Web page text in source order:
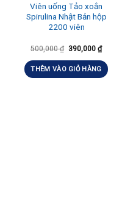
Viên uống Tảo xoắn
Spirulina Nhật Bản hộp
2200 viên
500,000₫ 390,000 ₫
THÊM VÀO GIỎ HÀNG